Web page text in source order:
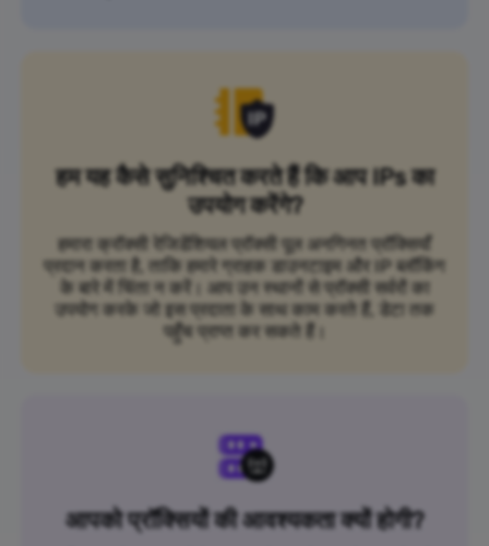
हम यह कैसे सुनिश्चित करते हैं कि आप IPs का
उपयोग करेंगे?
हमारा क्रॉक्सी रेजिडेंशियल प्रॉक्सी पूल अनगिनत प्रॉक्सियाँ
प्रदान करता है, ताकि हमारे ग्राहक डाउनटाइम और IP ब्लॉकिंग
के बारे में चिंता न करें। आप उन स्थानों से प्रॉक्सी सर्वरों का
उपयोग करके जो इस प्रदाता के साथ काम करते हैं, डेटा तक
पहुँच प्राप्त कर सकते हैं।
आपको प्रॉक्सियों की आवश्यकता क्यों होगी?